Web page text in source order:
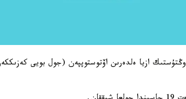
ازيا ەلدەرىن اۆتوستوپپەن (جول بويى